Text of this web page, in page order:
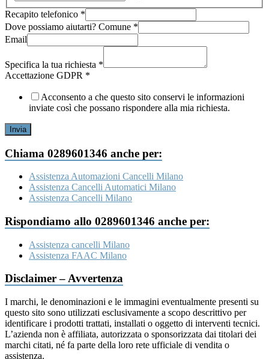
Recapito telefonico *
Dove possiamo aiutarti? Comune *
Nome
Ragione
Comune
Email
Specifica la tua richiesta *
Accettazione GDPR *
Acconsento a che questo sito conservi le informazioni
inviate così che possano rispondere alla mia richiesta.
Invia
Chiama 0289601346 anche per:
Assistenza Automazioni Cancelli Milano
Assistenza Cancelli Automatici Milano
Assistenza Cancelli Milano
Rispondiamo allo 0289601346 anche per:
Assistenza cancelli Milano
Assistenza FAAC Milano
Disclaimer – Avvertenza
I marchi, le denominazioni e le immagini eventualmente presenti su
questo sito sono utilizzati esclusivamente a scopo descrittivo per
identificare i prodotti trattati, installati o oggetto di interventi tecnici.
L’azienda non è affiliata, autorizzata o sponsorizzata dai titolari dei
marchi citati, né fa parte della loro rete ufficiale di vendita o
assistenza.